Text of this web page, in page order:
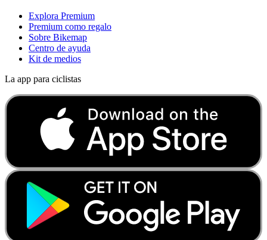
Explora Premium
Premium como regalo
Sobre Bikemap
Centro de ayuda
Kit de medios
La app para ciclistas